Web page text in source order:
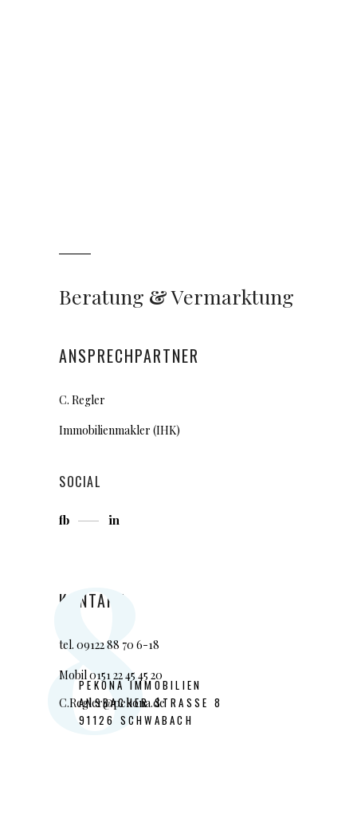
Beratung &Vermarktung
ANSPRECHPARTNER
C. Regler
Immobilienmakler (IHK)
SOCIAL
fb in
KONTAKT
tel. 09122 88 70 6-18
Mobil 0151 22 45 45 20
C.Regler@pekona.de
8
PEKONA IMMOBILIEN
ANSBACHER STRASSE 8
91126 SCHWABACH